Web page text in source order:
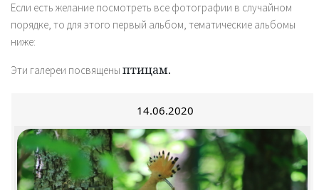
Если есть желание посмотреть все фотографии в случайном
порядке, то для этого первый альбом, тематические альбомы
ниже:
Эти галереи посвящены птицам.
14.06.2020